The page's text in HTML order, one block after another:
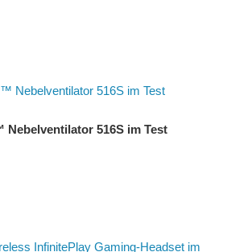
Nebelventilator 516S im Test